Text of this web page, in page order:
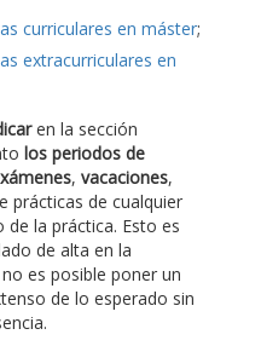
curriculares en máster;
extracurriculares en
en la sección
los periodos de
, vacaciones,
prácticas de cualquier
la práctica. Esto es
de alta en la
es posible poner un
de lo esperado sin